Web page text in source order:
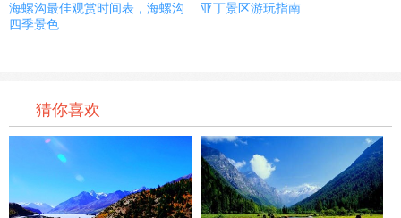
海螺沟最佳观赏时间表，海螺沟
四季景色
亚丁景区游玩指南
猜你喜欢